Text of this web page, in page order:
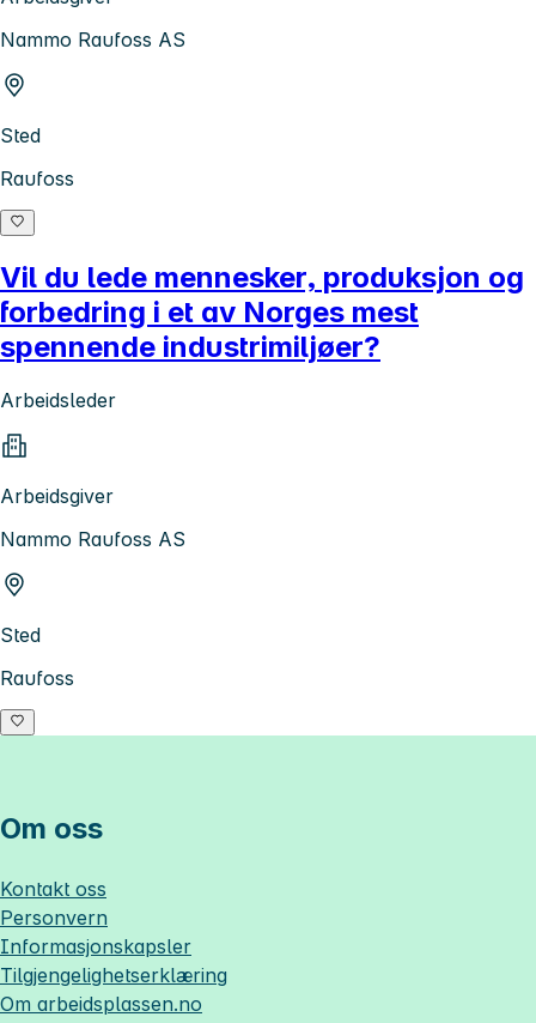
Nammo Raufoss AS
Sted
Raufoss
Vil du lede mennesker, produksjon og
forbedring i et av Norges mest
spennende industrimiljøer?
Arbeidsleder
Arbeidsgiver
Nammo Raufoss AS
Sted
Raufoss
Om oss
Kontakt oss
Personvern
Informasjonskapsler
Tilgjengelighetserklæring
Om arbeidsplassen.no